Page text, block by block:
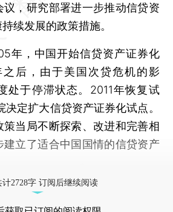
，研究部署进一步推动信贷资
续发展的政策措施。
，中国开始信贷资产证券化
后，由于美国次贷危机的影
处于停滞状态。2011年恢复试
定扩大信贷资产证券化试点。
当局不断探索、改进和完善相
建立了适合中国国情的信贷资产
计2728字 订阅后继续阅读